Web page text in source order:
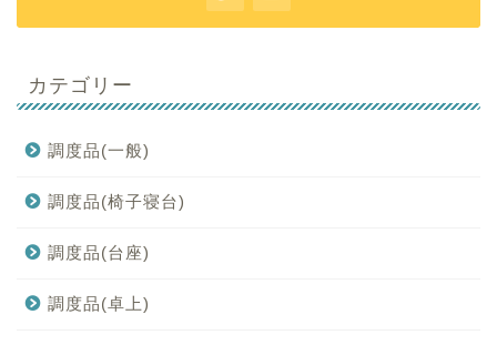
カテゴリー
調度品(一般)
調度品(椅子寝台)
調度品(台座)
調度品(卓上)